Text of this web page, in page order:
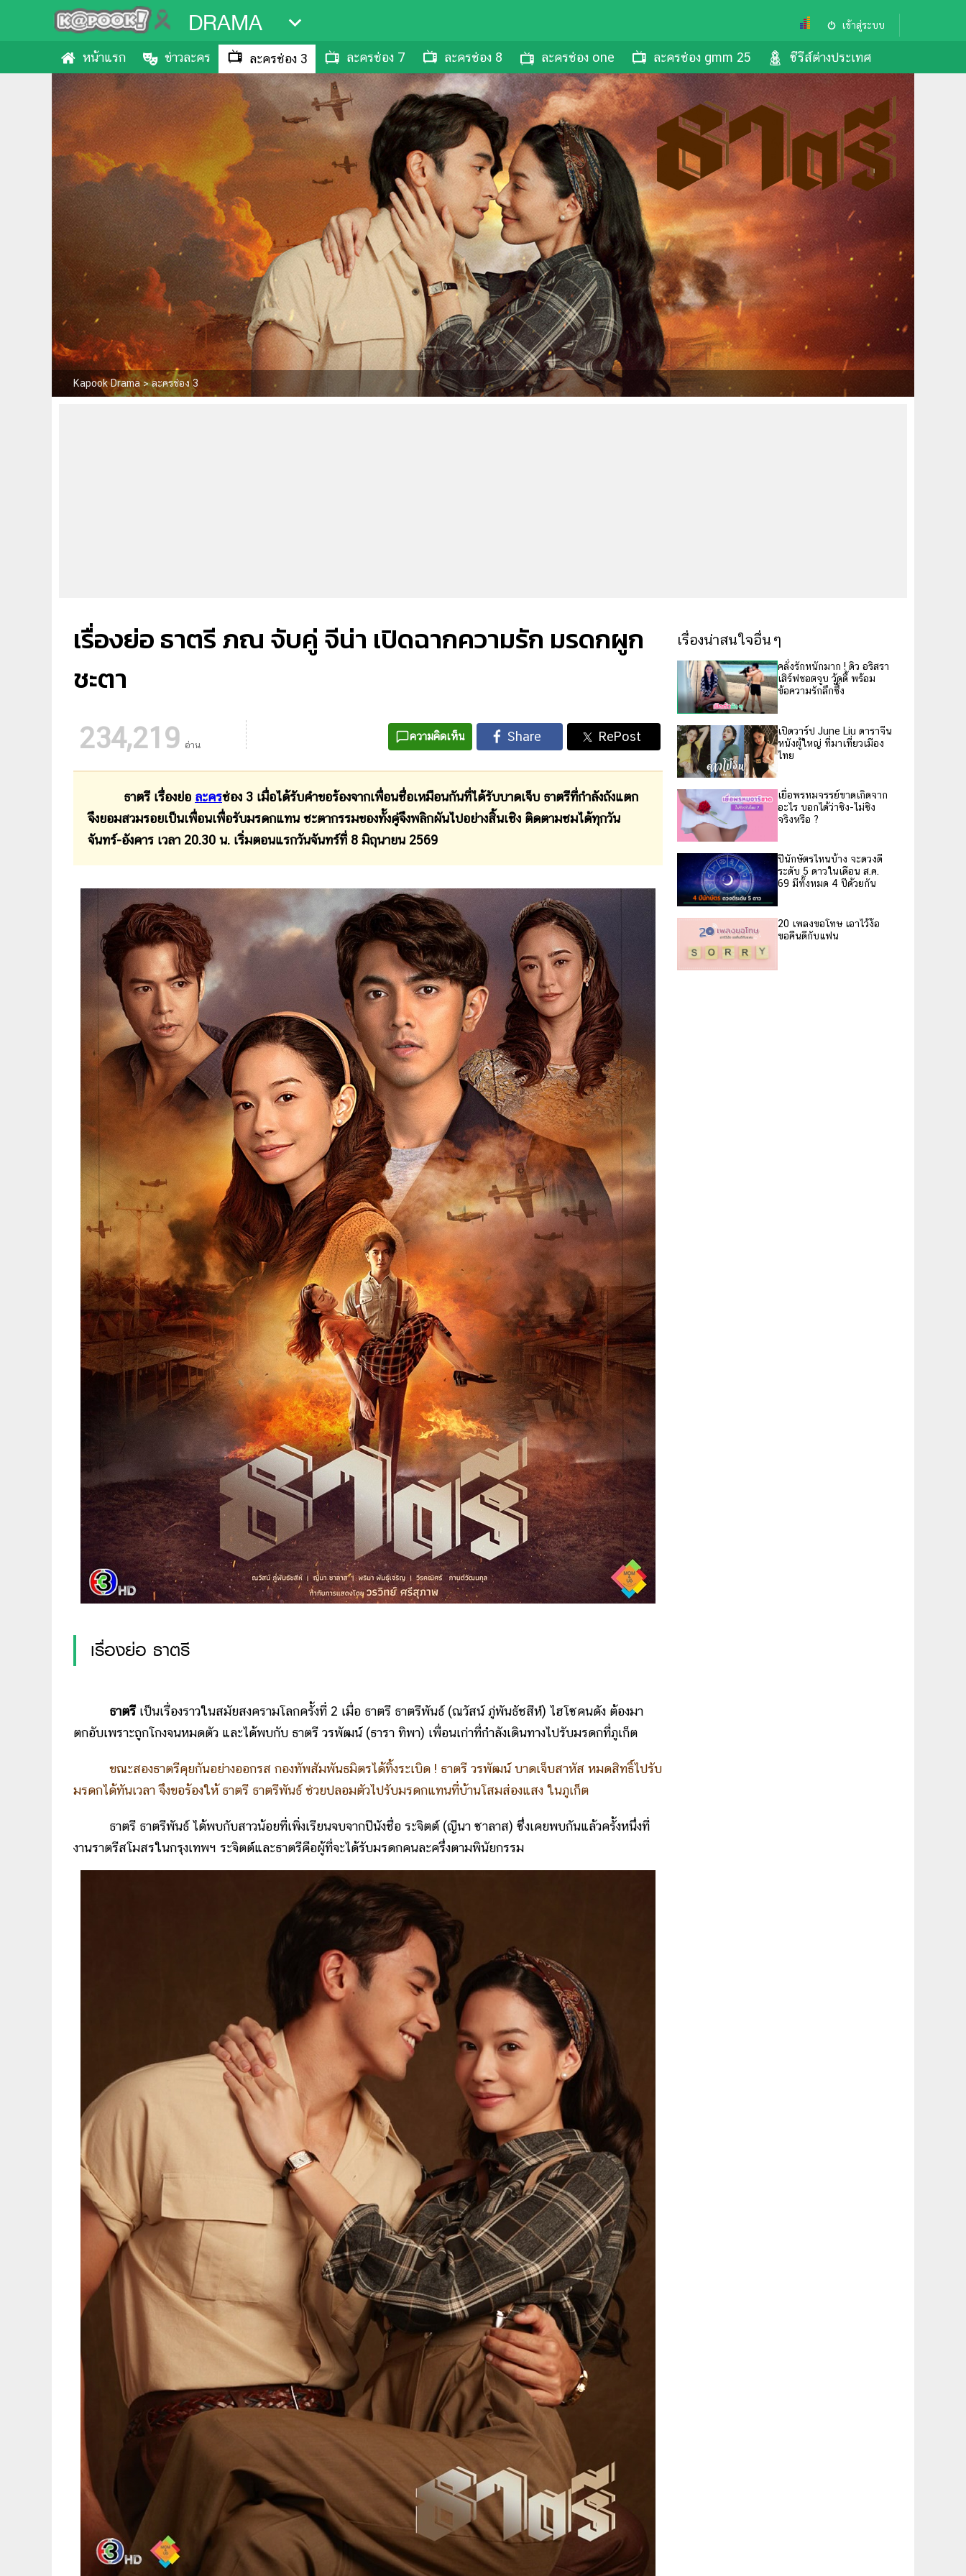
DRAMA เข้าสู่ระบบ
หน้าแรก ข่าวละคร ละครช่อง 3 ละครช่อง 7 ละครช่อง 8 ละครช่อง one ละครช่อง gmm 25 ซีรีส์ต่างประเทศ
Kapook Drama>ละครช่อง 3
เรื่องย่อ ธาตรี ภณ จับคู่ จีน่า เปิดฉากความรัก มรดกผูก
ชะตา
234,219 อ่าน
ความคิดเห็น
ธาตรี เรื่องย่อ ละครช่อง 3 เมื่อได้รับคำขอร้องจากเพื่อนชื่อเหมือนกันที่ได้รับบาดเจ็บ ธาตรีที่กำลังถังแตก
จึงยอมสวมรอยเป็นเพื่อนเพื่อรับมรดกแทน ชะตากรรมของทั้งคู่จึงพลิกผันไปอย่างสิ้นเชิง ติดตามชมได้ทุกวัน
จันทร์-อังคาร เวลา 20.30 น. เริ่มตอนแรกวันจันทร์ที่ 8 มิถุนายน 2569
เรื่องย่อ ธาตรี
ธาตรีเป็นเรื่องราวในสมัยสงครามโลกครั้งที่ 2 เมื่อ ธาตรี ธาตรีพันธ์ (ณวัสน์ ภู่พันธัชสีห์) ไฮโซคนดัง ต้องมา
ตกอับเพราะถูกโกงจนหมดตัว และได้พบกับ ธาตรี วรพัฒน์ (ธารา ทิพา) เพื่อนเก่าที่กำลังเดินทางไปรับมรดกที่ภูเก็ต
ขณะสองธาตรีคุยกันอย่างออกรส กองทัพสัมพันธมิตรได้ทิ้งระเบิด ! ธาตรี วรพัฒน์ บาดเจ็บสาหัส หมดสิทธิ์ไปรับ
มรดกได้ทันเวลา จึงขอร้องให้ ธาตรี ธาตรีพันธ์ ช่วยปลอมตัวไปรับมรดกแทนที่บ้านโสมส่องแสง ในภูเก็ต
ธาตรี ธาตรีพันธ์ ได้พบกับสาวน้อยที่เพิ่งเรียนจบจากปีนังชื่อ ระจิตต์ (ญีนา ซาลาส) ซึ่งเคยพบกันแล้วครั้งหนึ่งที่
งานราตรีสโมสรในกรุงเทพฯ ระจิตต์และธาตรีคือผู้ที่จะได้รับมรดกคนละครึ่งตามพินัยกรรม
เรื่องน่าสนใจอื่นๆ
คลั่งรักหนักมาก ! ดิว อริสรา
เสิร์ฟชอตจูบ วู้ดดี้ พร้อม
ข้อความรักลึกซึ้ง
เปิดวาร์ป June Liu ดาราจีน
หนังผู้ใหญ่ ที่มาเที่ยวเมือง
ไทย
เยื่อพรหมจรรย์ขาดเกิดจาก
อะไร บอกได้ว่าซิง-ไม่ซิง
จริงหรือ ?
ปีนักษัตรไหนบ้าง จะดวงดี
ระดับ 5 ดาวในเดือน ส.ค.
69 มีทั้งหมด 4 ปีด้วยกัน
20 เพลงขอโทษ เอาไว้ง้อ
ขอคืนดีกับแฟน